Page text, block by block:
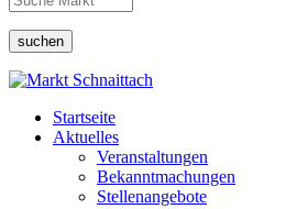
suchen
Startseite
Aktuelles
Veranstaltungen
Bekanntmachungen
Stellenangebote